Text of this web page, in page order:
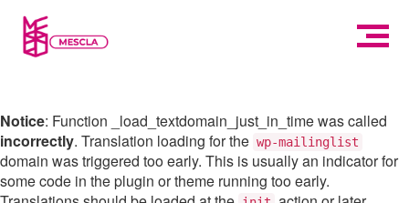
Notice: Function _load_textdomain_just_in_time was called
incorrectly. Translation loading for the wp-mailinglist
domain was triggered too early. This is usually an indicator for
some code in the plugin or theme running too early.